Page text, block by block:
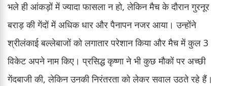
भले ही आंकड़ों में ज्यादा फासला न हो, लेकिन मैच के दौरान गुरनूर
बराड़ की गेंदों में अधिक धार और पैनापन नजर आया। उन्होंने
श्रीलंकाई बल्लेबाजों को लगातार परेशान किया और मैच में कुल 3
विकेट अपने नाम किए। प्रसिद्ध कृष्णा ने भी कुछ मौकों पर अच्छी
गेंदबाजी की, लेकिन उनकी निरंतरता को लेकर सवाल उठते रहे हैं।